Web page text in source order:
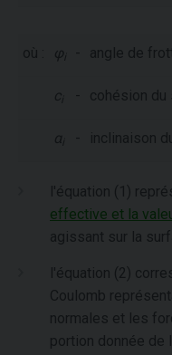
où : φ - angle de
c - cohésion
α - inclinaison
l'équation (1)
effective et la
agissant sur la
l'équation (2)
Coulomb
normales et les
portion donnée de